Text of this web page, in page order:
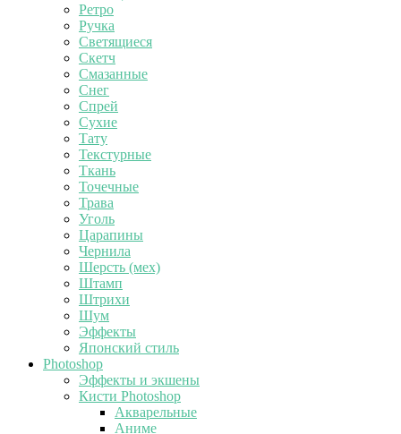
Ретро
Ручка
Светящиеся
Скетч
Смазанные
Снег
Спрей
Сухие
Тату
Текстурные
Ткань
Точечные
Трава
Уголь
Царапины
Чернила
Шерсть (мех)
Штамп
Штрихи
Шум
Эффекты
Японский стиль
Photoshop
Эффекты и экшены
Кисти Photoshop
Акварельные
Аниме